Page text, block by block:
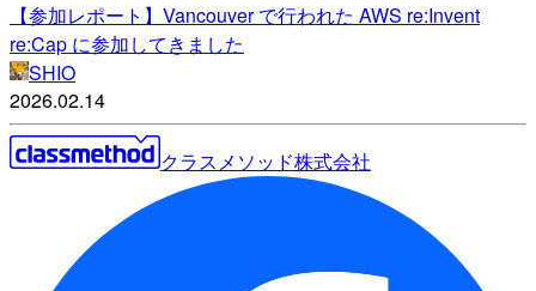
【参加レポート】Vancouver で行われた AWS re:Invent
re:Cap に参加してきました
SHIO
2026.02.14
クラスメソッド株式会社